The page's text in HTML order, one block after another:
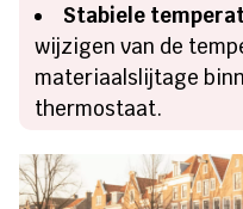
Stabiele
wijzigen van de
materiaalslijtage
thermostaat.